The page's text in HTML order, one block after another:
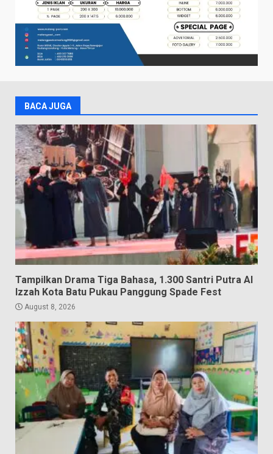
BACA JUGA
Tampilkan Drama Tiga Bahasa, 1.300 Santri Putra Al
Izzah Kota Batu Pukau Panggung Spade Fest
August 8, 2026